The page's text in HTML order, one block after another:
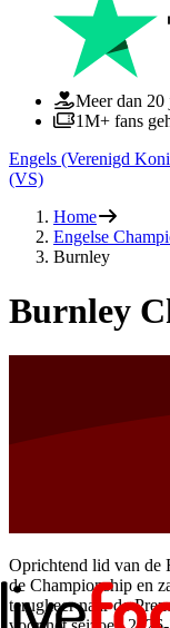
Meer dan 20
1M+ fans
Engels (Verenigd
(VS)
Home
Engelse
Burnley
Burnley
Oprichtend lid van de
de Championship en
terugkeer naar de